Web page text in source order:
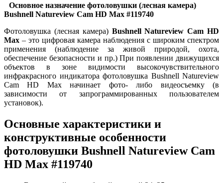
Основное назначение фотоловушки (лесная камера)
Bushnell Natureview Cam HD Max #119740
Фотоловушка (лесная камера) Bushnell Natureview Cam HD
Max – это цифровая камера наблюдения с широким спектром
применения (наблюдение за живой природой, охота,
обеспечение безопасности и пр.) При появлении движущихся
объектов в зоне видимости высокочувствительного
инфракрасного индикатора фотоловушка Bushnell Natureview
Cam HD Max начинает фото- либо видеосъемку (в
зависимости от запрограммированных пользователем
установок).
Основные характеристики и
конструктивные особенности
фотоловушки Bushnell Natureview Cam
HD Max #119740